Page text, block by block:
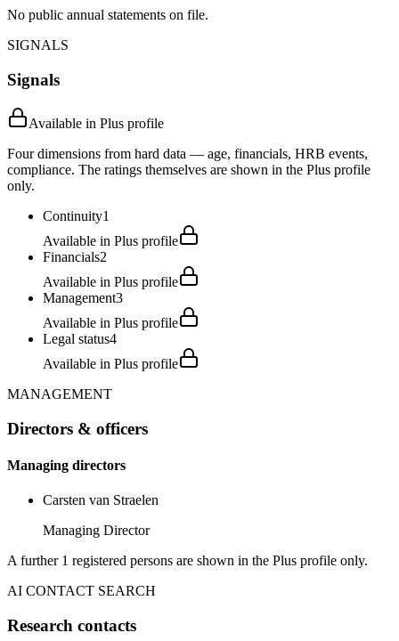
No public annual statements on file.
SIGNALS
Signals
Available in Plus profile
Four dimensions from hard data — age, financials, HRB events,
compliance. The ratings themselves are shown in the Plus profile
only.
Continuity1
Available in Plus profile
Financials2
Available in Plus profile
Management3
Available in Plus profile
Legal status4
Available in Plus profile
MANAGEMENT
Directors & officers
Managing directors
Carsten van Straelen
Managing Director
A further 1 registered persons are shown in the Plus profile only.
AI CONTACT SEARCH
Research contacts